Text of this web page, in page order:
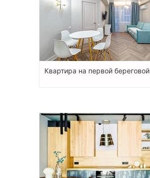
Квартира на первой береговой